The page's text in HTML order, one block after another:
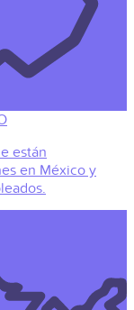
están
en México y